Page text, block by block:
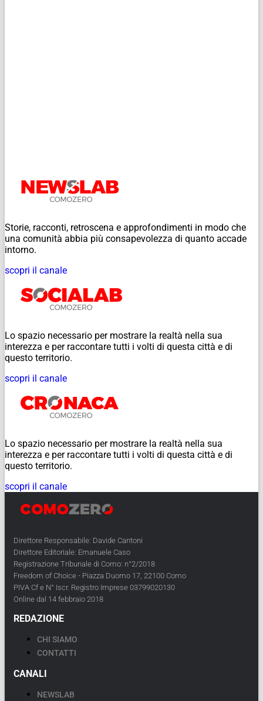
Storie, racconti, retroscena e approfondimenti in modo che
una comunità abbia più consapevolezza di quanto accade
intorno.
scopri il canale
Lo spazio necessario per mostrare la realtà nella sua
interezza e per raccontare tutti i volti di questa città e di
questo territorio.
scopri il canale
Lo spazio necessario per mostrare la realtà nella sua
interezza e per raccontare tutti i volti di questa città e di
questo territorio.
scopri il canale
Direttore Responsabile: Davide Cantoni
Direttore Editoriale: Emanuele Caso
Registrazione Tribunale di Como: n°2/2018
Freedom of Choice - Piazza Duomo 17, 22100 Como
PIVA Cf e N° Iscr. Registro Imprese 03799020130
Online dal 14 febbraio 2018
REDAZIONE
CHI SIAMO
CONTATTI
CANALI
NEWSLAB